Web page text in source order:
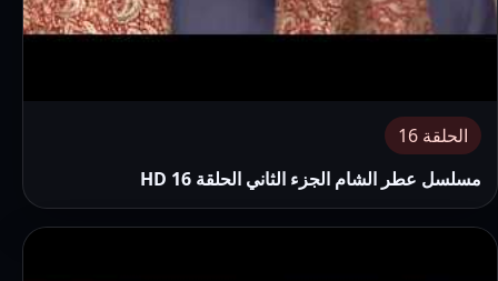
الحلقة 16
مسلسل عطر الشام الجزء الثاني الحلقة 16 HD